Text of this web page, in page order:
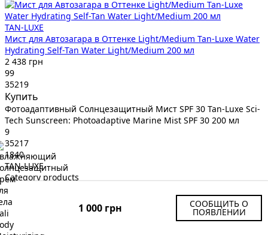
1 000 грн СООБЩИТЬ О
ПОЯВЛЕНИИ
TAN-LUXE
Мист для Автозагара в Оттенке Light/Medium Tan-Luxe Water
Hydrating Self-Tan Water Light/Medium 200 мл
2 438 грн
99
35219
Купить
Фотоадаптивный Солнцезащитный Мист SPF 30 Tan-Luxe Sci-
Tech Sunscreen: Photoadaptive Marine Mist SPF 30 200 мл
9
35217
1840
TAN-LUXE
Category products
Усиление Загара и SPF
TAN-LUXE